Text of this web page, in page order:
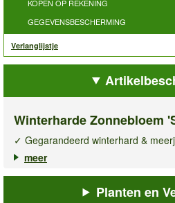
KOPEN OP REKENING
GEGEVENSBESCHERMING
Verlanglijstje
Winterharde Zonnebloem
✓ Gegarandeerd winterhard &
✓ Bloeit tot wel 4 maanden per jaar
winterharde zonnebloem
meer
Planten en